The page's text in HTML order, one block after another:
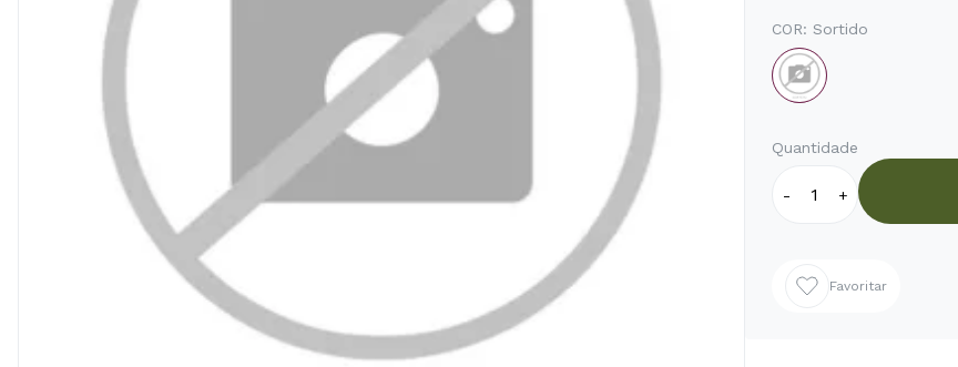
COR: Sortido
Quantidade
- +
Favoritar